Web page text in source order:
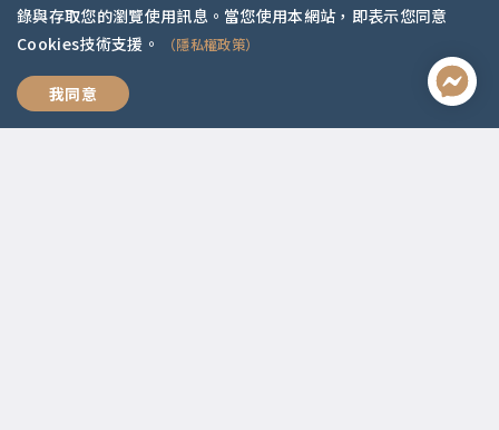
專業有價
快速連結
常見問題
師資陣容
錄與存取您的瀏覽使用訊息。當您使用本網站，即表示您同意
Cookies技術支援。
（隱私權政策）
我同意